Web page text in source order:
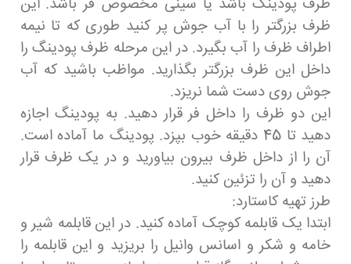
ظرف بزرگتر را با آب جوش پر کنید طوری که تا نیمه
اطراف ظرف را آب بگیرد. در این مرحله ظرف پودینگ را
داخل این ظرف بزرگتر بگذارید. مواظب باشید که آب
جوش روی دست شما نریزد.
این دو ظرف را داخل فر قرار دهید. به پودینگ اجازه
دهید تا 45 دقیقه خوب بپزد. پودینگ ما آماده است.
آن را از داخل ظرف بیرون بیاورید و در یک ظرف قرار
دهید و آن را تزئین کنید.
طرز تهیه کاستارد:
ابتدا یک قابلمه کوچک آماده کنید. در این قابلمه شیر و
خامه و شکر و اسانس وانیل را بریزید و این قابلمه را